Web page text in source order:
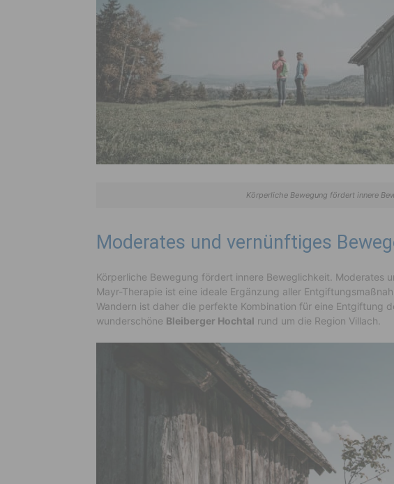
Körperliche Bewegung fördert innere
Moderates und vernünftiges
Körperliche Bewegung fördert innere Beweglichkeit. Moderates
Mayr-Therapie ist eine ideale Ergänzung aller
Wandern ist daher die perfekte Kombination für eine Entgiftung
wunderschöne Bleiberger Hochtal rund um die Region Villach.